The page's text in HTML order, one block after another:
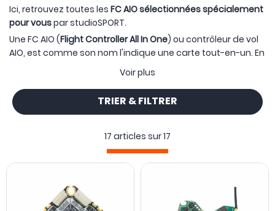
Ici, retrouvez toutes les FC AIO sélectionnées spécialement
pour vouspar studioSPORT.
Une FC AIO (Flight Controller All In One) ou contrôleur de vol
AIO, est comme son nom l'indique une carte tout-en-un. En
une partie FC et d'une partie ESC
sur une seule et même carte. Cela permet de
l'encombrement et le poids
Utilisez les
afin d'affiner la sélection en fonction des
Voir plus
TRIER & FILTRER
17 articles sur17